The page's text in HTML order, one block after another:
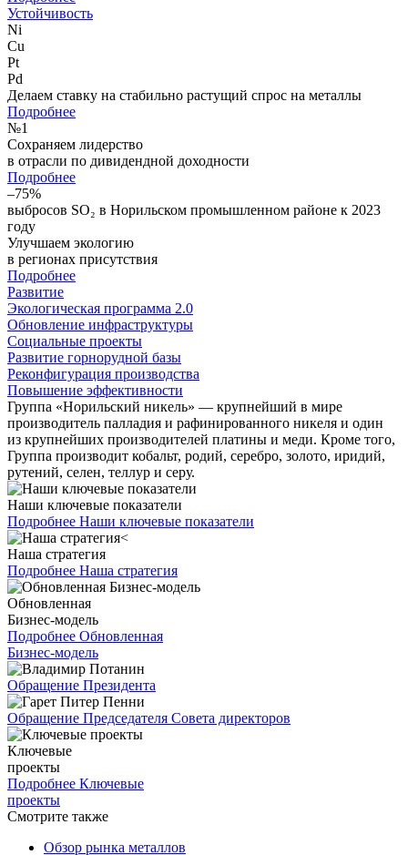
Устойчивость
Ni
Cu
Pt
Pd
Делаем ставку на стабильно растущий спрос на металлы
Подробнее
№1
Сохраняем лидерство
в отрасли по дивидендной доходности
Подробнее
–75%
выбросов SO₂ в Норильском промышленном районе к 2023
году
Улучшаем экологию
в регионах присутствия
Подробнее
Развитие
Экологическая программа 2.0
Обновление инфраструктуры
Социальные проекты
Развитие горнорудной базы
Реконфигурация производства
Повышение эффективности
Группа «Норильский никель» — крупнейший в мире
производитель палладия и рафинированного никеля и один
из крупнейших производителей платины и меди. Кроме того,
Группа производит кобальт, родий, серебро, золото, иридий,
рутений, селен, теллур и серу.
Наши ключевые показатели
Подробнее Наши ключевые показатели
Наша стратегия
Подробнее Наша стратегия
Обновленная
Бизнес-модель
Подробнее Обновленная
Бизнес-модель
Обращение Президента
Обращение Председателя Совета директоров
Ключевые
проекты
Подробнее Ключевые
проекты
Смотрите также
Обзор рынка металлов